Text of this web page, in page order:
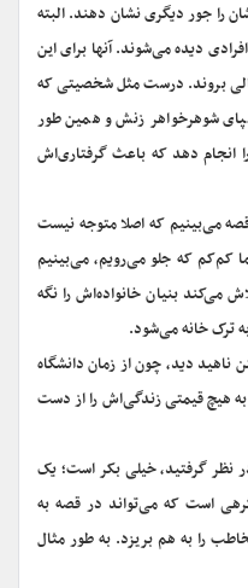
را جور دیگری نشان دهند. البته
دیده می‌شوند. آنها برای این
بروند. درست مثل شخصیتی که
شوهرخواهر زنش و همین طور
انجام دهد که باعث گرفتاری‌اش
می‌بینیم که اصلا متوجه نیست
کم‌کم که جلو می‌رویم، می‌بینیم
می‌کند بنیان خانواده‌اش را نگه
ترک خانه می‌شود.
دید، چون از زمان دانشگاه
هیچ قیمتی زندگی‌اش را از دست
نظر گرفتید، خیلی بکر است؛ یک
است که می‌تواند در قصه به
را به هم بریزد. به طور مثال